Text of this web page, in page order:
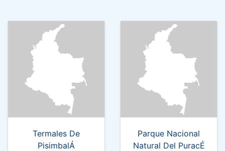
Termales De
PisimbalÁ
Parque Nacional
Natural Del PuracÉ